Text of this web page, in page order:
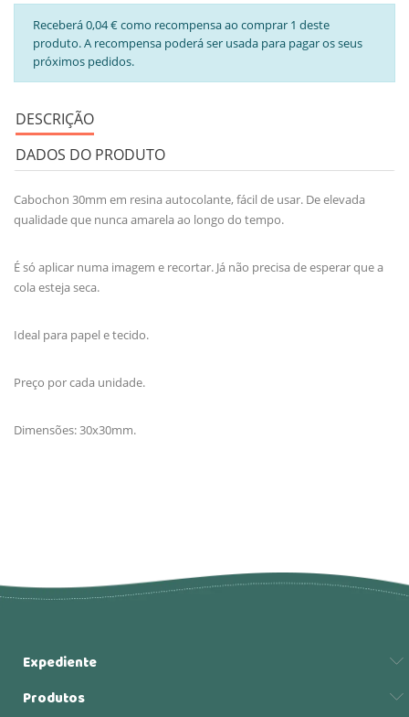
Receberá 0,04 € como recompensa ao comprar 1 deste
produto. A recompensa poderá ser usada para pagar os seus
próximos pedidos.
DESCRIÇÃO
DADOS DO PRODUTO
Cabochon 30mm em resina autocolante,fácil de usar. De elevada
qualidade que nunca amarela ao longo do tempo.
É só aplicar numa imagem e recortar. Já não precisa de esperar que a
cola esteja seca.
Ideal para papel e tecido.
Preço por cada unidade.
Dimensões: 30x30mm.
Expediente
Produtos